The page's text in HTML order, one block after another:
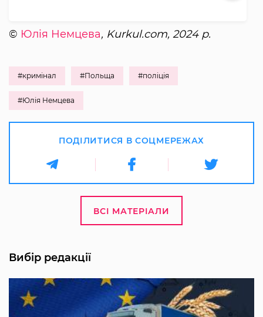
© Юлія Немцева, Kurkul.com, 2024 р.
#кримінал #Польща #поліція
#Юлія Немцева
ПОДІЛИТИСЯ В СОЦМЕРЕЖАХ
ВСІ МАТЕРІАЛИ
Вибір редакції